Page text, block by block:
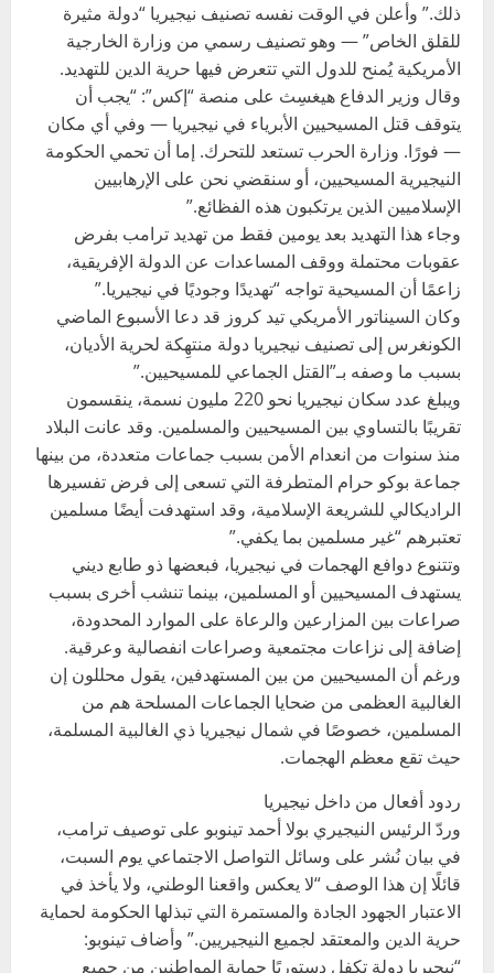
ذلك.” وأعلن في الوقت نفسه تصنيف نيجيريا “دولة مثيرة
للقلق الخاص” — وهو تصنيف رسمي من وزارة الخارجية
الأمريكية يُمنح للدول التي تتعرض فيها حرية الدين للتهديد.
وقال وزير الدفاع هيغسِث على منصة “إكس”: “يجب أن
يتوقف قتل المسيحيين الأبرياء في نيجيريا — وفي أي مكان
— فورًا. وزارة الحرب تستعد للتحرك. إما أن تحمي الحكومة
النيجيرية المسيحيين، أو سنقضي نحن على الإرهابيين
الإسلاميين الذين يرتكبون هذه الفظائع.”
وجاء هذا التهديد بعد يومين فقط من تهديد ترامب بفرض
عقوبات محتملة ووقف المساعدات عن الدولة الإفريقية،
زاعمًا أن المسيحية تواجه “تهديدًا وجوديًا في نيجيريا.”
وكان السيناتور الأمريكي تيد كروز قد دعا الأسبوع الماضي
الكونغرس إلى تصنيف نيجيريا دولة منتهِكة لحرية الأديان،
بسبب ما وصفه بـ”القتل الجماعي للمسيحيين.”
ويبلغ عدد سكان نيجيريا نحو 220 مليون نسمة، ينقسمون
تقريبًا بالتساوي بين المسيحيين والمسلمين. وقد عانت البلاد
منذ سنوات من انعدام الأمن بسبب جماعات متعددة، من بينها
جماعة بوكو حرام المتطرفة التي تسعى إلى فرض تفسيرها
الراديكالي للشريعة الإسلامية، وقد استهدفت أيضًا مسلمين
تعتبرهم “غير مسلمين بما يكفي.”
وتتنوع دوافع الهجمات في نيجيريا، فبعضها ذو طابع ديني
يستهدف المسيحيين أو المسلمين، بينما تنشب أخرى بسبب
صراعات بين المزارعين والرعاة على الموارد المحدودة،
إضافة إلى نزاعات مجتمعية وصراعات انفصالية وعرقية.
ورغم أن المسيحيين من بين المستهدفين، يقول محللون إن
الغالبية العظمى من ضحايا الجماعات المسلحة هم من
المسلمين، خصوصًا في شمال نيجيريا ذي الغالبية المسلمة،
حيث تقع معظم الهجمات.
ردود أفعال من داخل نيجيريا
وردّ الرئيس النيجيري بولا أحمد تينوبو على توصيف ترامب،
في بيان نُشر على وسائل التواصل الاجتماعي يوم السبت،
قائلًا إن هذا الوصف “لا يعكس واقعنا الوطني، ولا يأخذ في
الاعتبار الجهود الجادة والمستمرة التي تبذلها الحكومة لحماية
حرية الدين والمعتقد لجميع النيجيريين.” وأضاف تينوبو:
“نيجيريا دولة تكفل دستوريًا حماية المواطنين من جميع